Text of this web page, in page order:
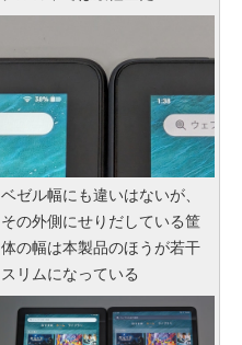
ベゼル幅にも違いはないが、
その外側にせりだしている筐
体の幅は本製品のほうが若干
スリムになっている